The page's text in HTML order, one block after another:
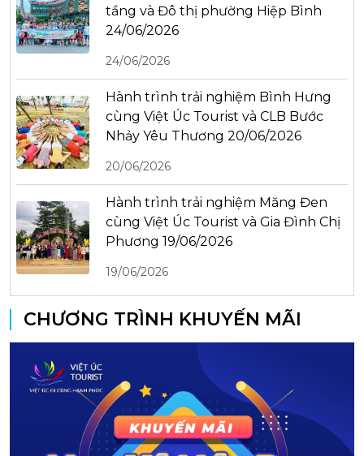
tầng và Đô thị phường Hiệp Bình
24/06/2026
24/06/2026
Hành trình trải nghiệm Bình Hưng
cùng Việt Úc Tourist và CLB Bước
Nhảy Yêu Thương 20/06/2026
20/06/2026
Hành trình trải nghiệm Măng Đen
cùng Việt Úc Tourist và Gia Đình Chị
Phương 19/06/2026
19/06/2026
CHƯƠNG TRÌNH KHUYẾN MÃI